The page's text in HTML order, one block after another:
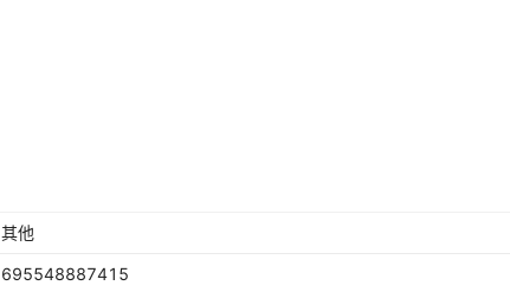
其他
695548887415